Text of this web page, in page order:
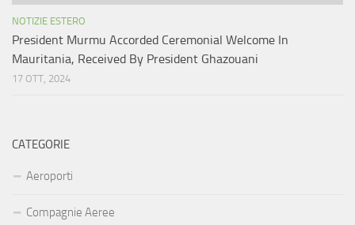
NOTIZIE ESTERO
President Murmu Accorded Ceremonial Welcome In
Mauritania, Received By President Ghazouani
17 OTT, 2024
CATEGORIE
Aeroporti
Compagnie Aeree